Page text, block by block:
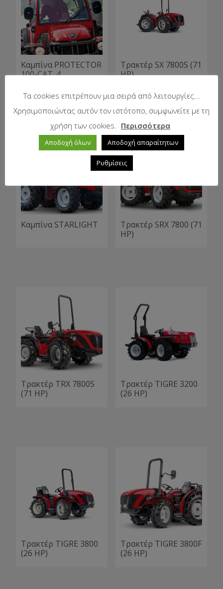
Καμπίνα PROTECTOR
100-CAT. 4
Τρακτέρ SX 7800S (71
HP)
Καμπίνα STARLIGHT
Τρακτέρ SRX 7800 (71
HP)
Τρακτέρ TRX 7800S
(71 HP)
Τρακτέρ TIGRE 3200
(26 HP)
Τρακτέρ TIGRE 3800
(26 HP)
Τρακτέρ TIGRE 3800F
(26 HP)
Τα cookies επιτρέπουν μια σειρά από λειτουργίες...
Χρησιμοποιώντας αυτόν τον ιστότοπο, συμφωνείτε με τη
χρήση των cookies.
Περισσότερα
Αποδοχή όλων Αποδοχή απαραίτητων
Ρυθμίσεις